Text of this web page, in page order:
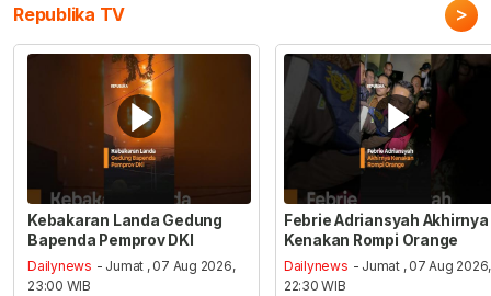
Republika TV >
Kebakaran Landa Gedung
Bapenda Pemprov DKI
Dailynews - Jumat , 07 Aug 2026,
23:00 WIB
Febrie Adriansyah Akhirnya
Kenakan Rompi Orange
Dailynews - Jumat , 07 Aug 2026,
22:30 WIB